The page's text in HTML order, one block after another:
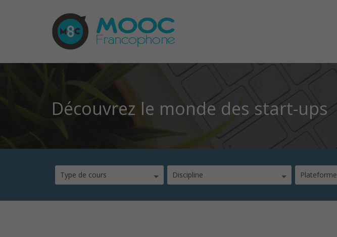
Découvrez le monde des start-ups
Type de cours Discipline Plateforme